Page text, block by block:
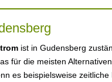
ist in Gudensberg
für die meisten
es beispielsweise zeitliche